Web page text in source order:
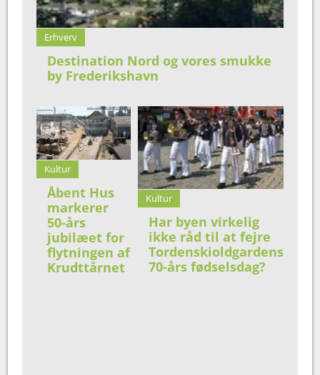
Erhverv
Destination Nord og vores smukke
by Frederikshavn
Kultur
Åbent Hus
markerer
50-års
jubilæet for
flytningen af
Krudttårnet
Kultur
Har byen virkelig
ikke råd til at fejre
Tordenskioldgardens
70-års fødselsdag?